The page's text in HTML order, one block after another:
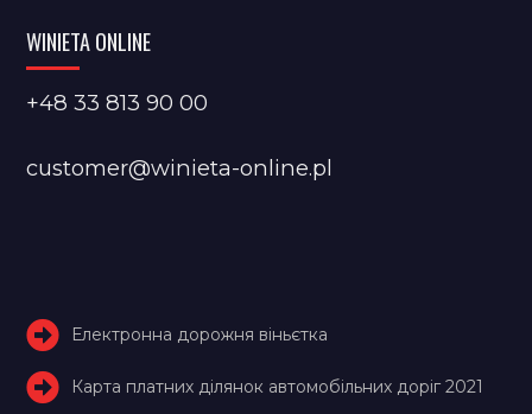
WINIETA ONLINE
+48 33 813 90 00
customer@winieta-online.pl
Електронна дорожня віньєтка
Карта платних ділянок автомобільних доріг 2021